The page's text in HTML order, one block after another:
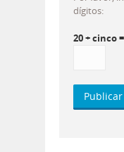
dígitos:
20 + cinco =